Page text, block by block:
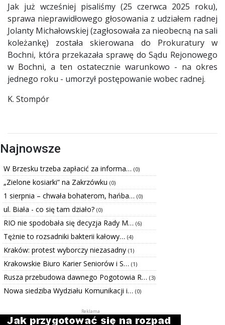
Jak już wcześniej pisaliśmy (25 czerwca 2025 roku),
sprawa nieprawidłowego głosowania z udziałem radnej
Jolanty Michałowskiej (zagłosowała za nieobecną na sali
koleżankę) została skierowana do Prokuratury w
Bochni, która przekazała sprawę do Sądu Rejonowego
w Bochni, a ten ostatecznie warunkowo - na okres
jednego roku - umorzył postępowanie wobec radnej.
K. Stompór
Najnowsze
W Brzesku trzeba zapłacić za informa… (0)
„Zielone kosiarki” na Zakrzówku (0)
1 sierpnia – chwała bohaterom, hańba… (0)
ul. Biała - co się tam działo? (0)
RIO nie spodobała się decyzja Rady M… (6)
Tężnie to rozsadniki bakterii kałowy… (4)
Kraków: protest wyborczy niezasadny (1)
Krakowskie Biuro Karier Seniorów i S… (1)
Rusza przebudowa dawnego Pogotowia R… (3)
Nowa siedziba Wydziału Komunikacji i… (0)